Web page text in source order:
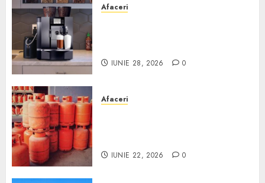
Afaceri
IUNIE 28, 2026 0
Afaceri
IUNIE 22, 2026 0